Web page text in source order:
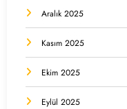
Aralık 2025
Kasım 2025
Ekim 2025
Eylül 2025